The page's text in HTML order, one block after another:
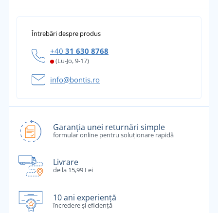
Întrebări despre produs
+40 31 630 8768
(Lu-Jo, 9-17)
info@bontis.ro
Garanția unei returnări simple
formular online pentru soluționare rapidă
Livrare
de la 15,99 Lei
10 ani experiență
încredere și eficiență